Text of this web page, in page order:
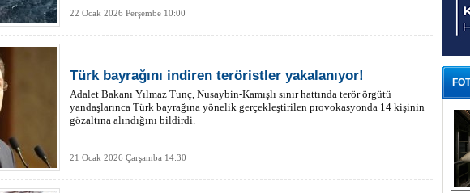
22 Ocak 2026 Perşembe 10:00
Türk bayrağını indiren teröristler yakalanıyor!
Adalet Bakanı Yılmaz Tunç, Nusaybin-Kamışlı sınır hattında terör örgütü
yandaşlarınca Türk bayrağına yönelik gerçekleştirilen provokasyonda 14 kişinin
gözaltına alındığını bildirdi.
21 Ocak 2026 Çarşamba 14:30